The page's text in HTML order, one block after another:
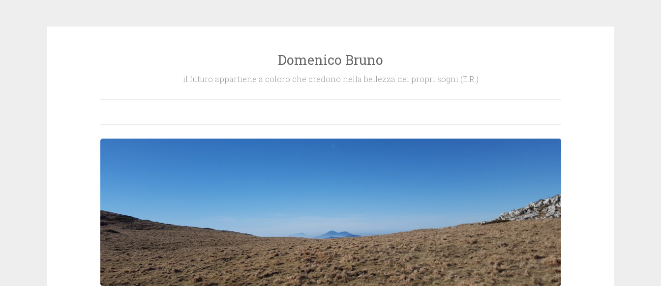
Domenico Bruno
il futuro appartiene a coloro che credono nella bellezza dei propri sogni (E.R.)